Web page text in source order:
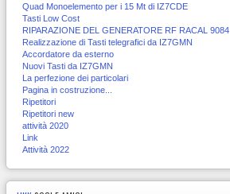
Quad Monoelemento per i 15 Mt di IZ7CDE
Tasti Low Cost
RIPARAZIONE DEL GENERATORE RF RACAL 9084
Realizzazione di Tasti telegrafici da IZ7GMN
Accordatore da esterno
Nuovi Tasti da IZ7GMN
La perfezione dei particolari
Pagina in costruzione...
Ripetitori
Ripetitori new
attività 2020
Link
Attività 2022